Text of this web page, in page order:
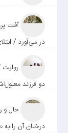
آفت
در می‌آورد / ابتلای ۶۰ هزار هکتار جنگل‌های
دو فرزند
حال و
درختان آن را